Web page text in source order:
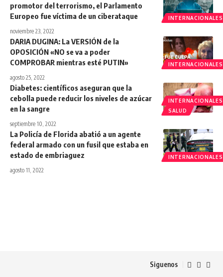
INTERNACIONALES
promotor del terrorismo, el Parlamento
Europeo fue víctima de un ciberataque
noviembre 23, 2022
INTERNACIONALES
DARIA DUGINA: La VERSIÓN de la
OPOSICIÓN «NO se va a poder
COMPROBAR mientras esté PUTIN»
agosto 25, 2022
INTERNACIONALES
SALUD
Diabetes: científicos aseguran que la
cebolla puede reducir los niveles de azúcar
en la sangre
septiembre 10, 2022
INTERNACIONALES
La Policía de Florida abatió a un agente
federal armado con un fusil que estaba en
estado de embriaguez
agosto 11, 2022
Siguenos